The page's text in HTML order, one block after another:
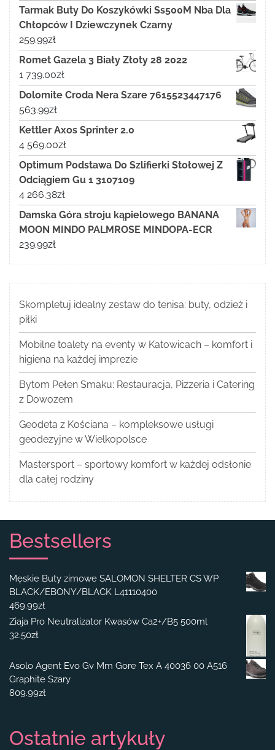
Tarmak Buty Do Koszykówki Ss500M Nba Dla
Chłopców I Dziewczynek Czarny
259.99zł
Romet Gazela 3 Biały Złoty 28 2022
1 739.00zł
Dolomite Croda Nera Szare 7615523447176
563.99zł
Kettler Axos Sprinter 2.0
4 569.00zł
Optimum Podstawa Do Szlifierki Stołowej Z
Odciągiem Gu 1 3107109
4 266.38zł
Damska Góra stroju kąpielowego BANANA
MOON MINDO PALMROSE MINDOPA-ECR
239.99zł
Skompletuj idealny zestaw do tenisa: buty, odzież i
piłki
Mobilne toalety na eventy w Katowicach – komfort i
higiena na każdej imprezie
Bytom Pełen Smaku: Restauracja, Pizzeria i Catering
z Dowozem
Geodeta z Kościana – kompleksowe usługi
geodezyjne w Wielkopolsce
Mastersport – sportowy komfort w każdej odsłonie
dla całej rodziny
Bestsellers
Męskie Buty zimowe SALOMON SHELTER CS WP
BLACK/EBONY/BLACK L41110400
469.99zł
Ziaja Pro Neutralizator Kwasów Ca2+/B5 500ml
32.50zł
Asolo Agent Evo Gv Mm Gore Tex A 40036 00 A516
Graphite Szary
809.99zł
Ostatnie artykuły